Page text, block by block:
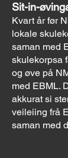
Sit-in-
Kvart år før
lokale
saman med
skulekorpsa
og øve på
med EBML.
akkurat si
veileiing frå
saman med